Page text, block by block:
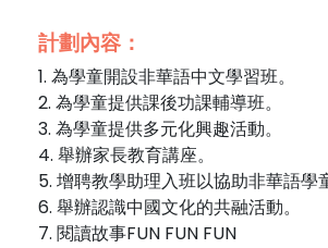
計劃內容：
1. 為學童開設非華語中文學習班。
2. 為學童提供課後功課輔導班。
3. 為學童提供多元化興趣活動。
4. 舉辦家長教育講座。
5. 增聘教學助理入班以協助非華語學
6. 舉辦認識中國文化的共融活動。
7. 閱讀故事FUN FUN FUN